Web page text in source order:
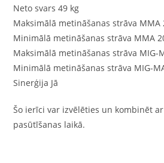
Neto svars 49 kg
Maksimālā metināšanas strāva MMA
Minimālā metināšanas strāva MMA
Maksimālā metināšanas strāva MIG-
Minimālā metināšanas strāva MIG-
Sinerģija Jā
Šo ierīci var izvēlēties un kombinēt
pasūtīšanas laikā.